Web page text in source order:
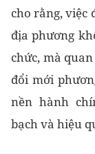
cho rằng, việc
địa phương
chức, mà
đổi mới
nền hành
bạch và hiệu